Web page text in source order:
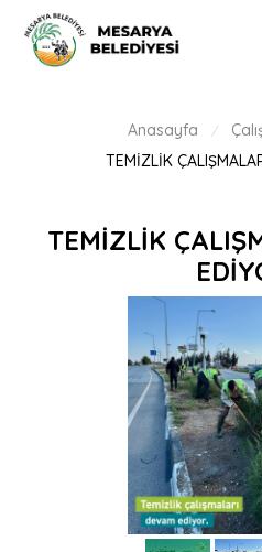
Anasayfa /
TEMİZLİK
TEMİZLİK